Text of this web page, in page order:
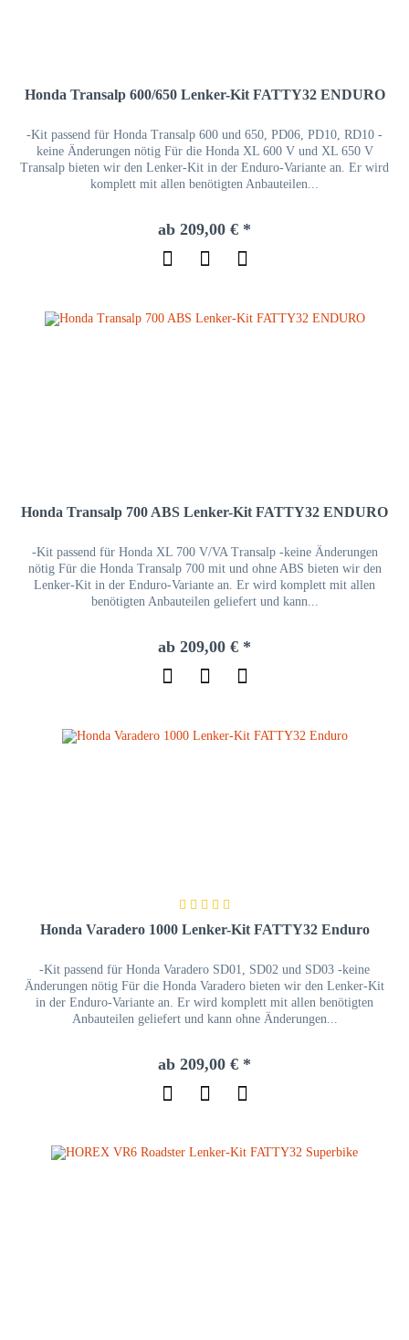
Honda Transalp 600/650 Lenker-Kit FATTY32 ENDURO
-Kit passend für Honda Transalp 600 und 650, PD06, PD10, RD10 -
keine Änderungen nötig Für die Honda XL 600 V und XL 650 V
Transalp bieten wir den Lenker-Kit in der Enduro-Variante an. Er wird
komplett mit allen benötigten Anbauteilen...
ab 209,00 € *
Honda Transalp 700 ABS Lenker-Kit FATTY32 ENDURO
-Kit passend für Honda XL 700 V/VA Transalp -keine Änderungen
nötig Für die Honda Transalp 700 mit und ohne ABS bieten wir den
Lenker-Kit in der Enduro-Variante an. Er wird komplett mit allen
benötigten Anbauteilen geliefert und kann...
ab 209,00 € *
Honda Varadero 1000 Lenker-Kit FATTY32 Enduro
-Kit passend für Honda Varadero SD01, SD02 und SD03 -keine
Änderungen nötig Für die Honda Varadero bieten wir den Lenker-Kit
in der Enduro-Variante an. Er wird komplett mit allen benötigten
Anbauteilen geliefert und kann ohne Änderungen...
ab 209,00 € *